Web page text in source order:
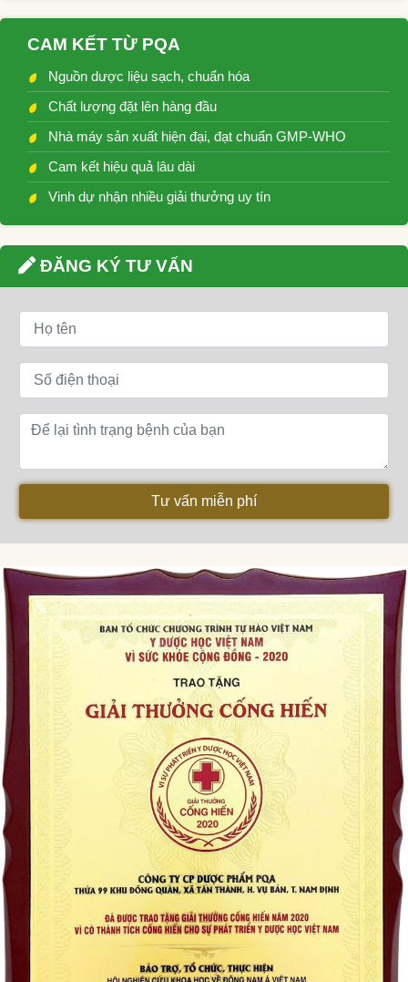
CAM KẾT TỪ PQA
Nguồn dược liệu sạch, chuẩn hóa
Chất lượng đặt lên hàng đầu
Nhà máy sản xuất hiện đại, đạt chuẩn GMP-WHO
Cam kết hiệu quả lâu dài
Vinh dự nhận nhiều giải thưởng uy tín
ĐĂNG KÝ TƯ VẤN
Tư vấn miễn phí